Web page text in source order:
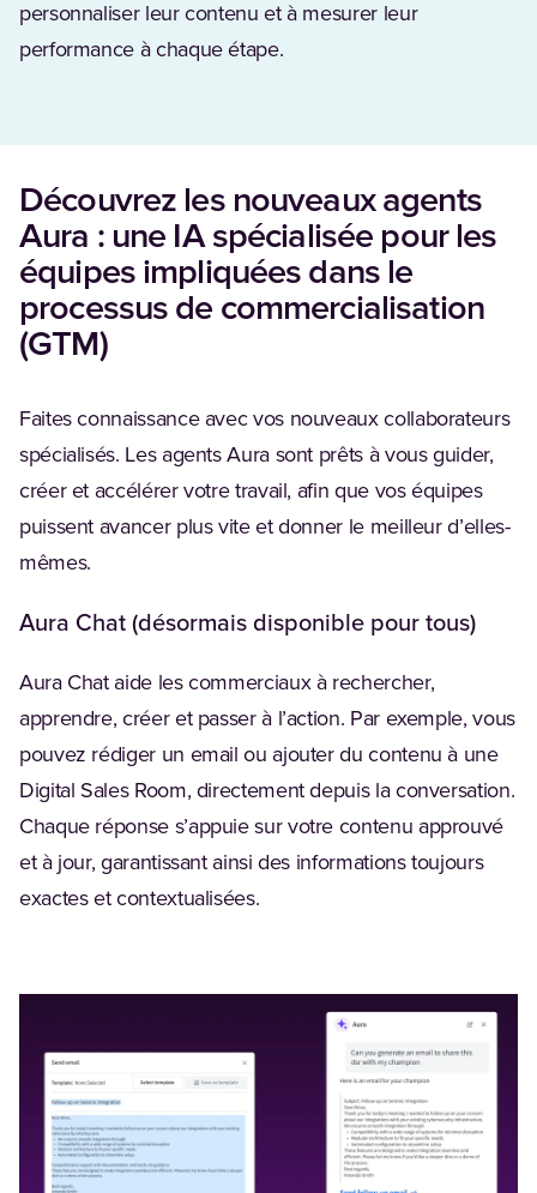
personnaliser leur contenu et à mesurer leur
performance à chaque étape.
Découvrez les nouveaux agents
Aura : une IA spécialisée pour les
équipes impliquées dans le
processus de commercialisation
(GTM)
Faites connaissance avec vos nouveaux collaborateurs
spécialisés. Les agents Aura sont prêts à vous guider,
créer et accélérer votre travail, afin que vos équipes
puissent avancer plus vite et donner le meilleur d’elles-
mêmes.
Aura Chat (désormais disponible pour tous)
Aura Chat aide les commerciaux à rechercher,
apprendre, créer et passer à l’action. Par exemple, vous
pouvez rédiger un email ou ajouter du contenu à une
Digital Sales Room, directement depuis la conversation.
Chaque réponse s’appuie sur votre contenu approuvé
et à jour, garantissant ainsi des informations toujours
exactes et contextualisées.